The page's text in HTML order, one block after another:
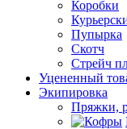
Коробки
Пупырка
Скотч
Стрейч
Уцененный
Экипировка
Пряжки,